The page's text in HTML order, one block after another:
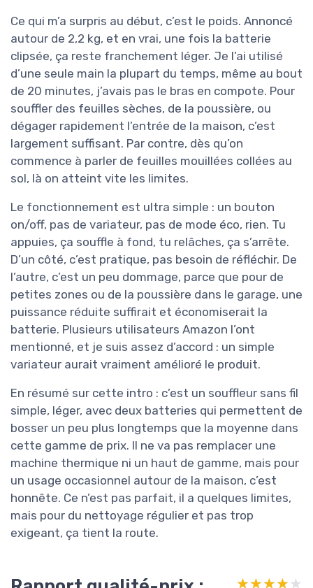
Ce qui m’a surpris au début, c’est le poids. Annoncé
autour de 2,2 kg, et en vrai, une fois la batterie
clipsée, ça reste franchement léger. Je l’ai utilisé
d’une seule main la plupart du temps, même au bout
de 20 minutes, j’avais pas le bras en compote. Pour
souffler des feuilles sèches, de la poussière, ou
dégager rapidement l’entrée de la maison, c’est
largement suffisant. Par contre, dès qu’on
commence à parler de feuilles mouillées collées au
sol, là on atteint vite les limites.
Le fonctionnement est ultra simple : un bouton
on/off, pas de variateur, pas de mode éco, rien. Tu
appuies, ça souffle à fond, tu relâches, ça s’arrête.
D’un côté, c’est pratique, pas besoin de réfléchir. De
l’autre, c’est un peu dommage, parce que pour de
petites zones ou de la poussière dans le garage, une
puissance réduite suffirait et économiserait la
batterie. Plusieurs utilisateurs Amazon l’ont
mentionné, et je suis assez d’accord : un simple
variateur aurait vraiment amélioré le produit.
En résumé sur cette intro : c’est un souffleur sans fil
simple, léger, avec deux batteries qui permettent de
bosser un peu plus longtemps que la moyenne dans
cette gamme de prix. Il ne va pas remplacer une
machine thermique ni un haut de gamme, mais pour
un usage occasionnel autour de la maison, c’est
honnête. Ce n’est pas parfait, il a quelques limites,
mais pour du nettoyage régulier et pas trop
exigeant, ça tient la route.
★★★★★
★★★★★